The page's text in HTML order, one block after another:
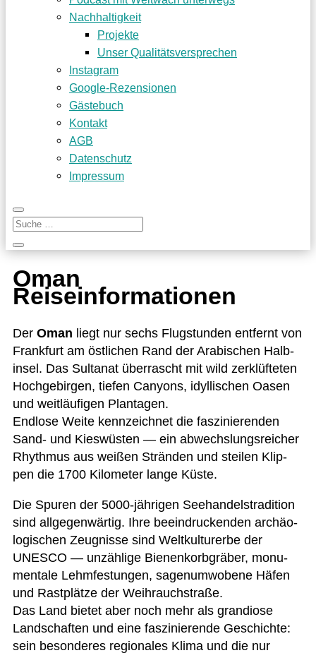
Nachhaltigkeit
Projekte
Unser Qualitätsversprechen
Instagram
Google-Rezensionen
Gästebuch
Kontakt
AGB
Datenschutz
Impressum
Oman
Reiseinformationen
Der Oman liegt nur sechs Flug­stun­den ent­fernt von
Frank­furt am öst­li­chen Rand der Ara­bi­schen Halb­
in­sel. Das Sul­ta­nat über­rascht mit wild zer­klüf­te­ten
Hoch­ge­bir­gen, tie­fen Can­yons, idyl­li­schen Oasen
und weit­läu­fi­gen Plantagen.
End­lose Weite kenn­zeich­net die fas­zi­nie­ren­den
Sand- und Kies­wüs­ten — ein abwechs­lungs­rei­cher
Rhyth­mus aus wei­ßen Strän­den und stei­len Klip­
pen die 1700 Kilo­me­ter lange Küste.
Die Spu­ren der 5000-jäh­ri­gen See­han­dels­tra­di­tion
sind all­ge­gen­wär­tig. Ihre beein­dru­cken­den archäo­
lo­gi­schen Zeug­nisse sind Welt­kul­tur­erbe der
UNESCO — unzäh­lige Bie­nen­korb­grä­ber, monu­
men­tale Lehm­fes­tun­gen, sagen­um­wo­bene Häfen
und Rast­plätze der Weihrauchstraße.
Das Land bie­tet aber noch mehr als gran­diose
Land­schaf­ten und eine fas­zi­nie­rende Geschichte:
sein beson­de­res regio­na­les Klima und die nur